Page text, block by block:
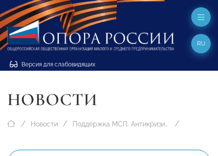
Версия для слабовидящих
RU
НОВОСТИ
Новости Поддержка МСП. Антикризисные меры